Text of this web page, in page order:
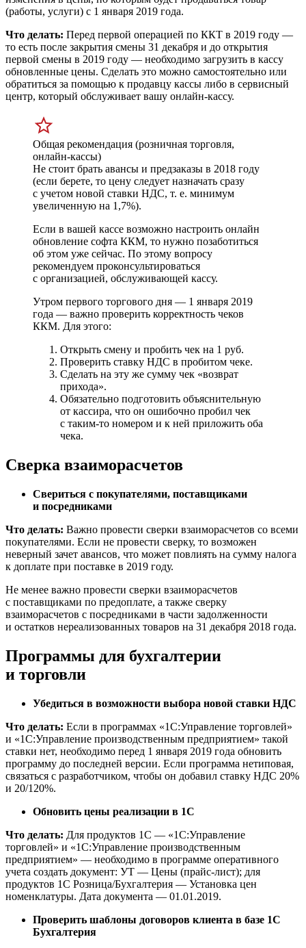
(работы, услуги) с 1 января 2019 года.
Что делать: Перед первой операцией по ККТ в 2019 году —
то есть после закрытия смены 31 декабря и до открытия
первой смены в 2019 году — необходимо загрузить в кассу
обновленные цены. Сделать это можно самостоятельно или
обратиться за помощью к продавцу кассы либо в сервисный
центр, который обслуживает вашу онлайн-кассу.
Общая рекомендация (розничная торговля,
онлайн-кассы)
Не стоит брать авансы и предзаказы в 2018 году
(если берете, то цену следует назначать сразу
с учетом новой ставки НДС, т. е. минимум
увеличенную на 1,7%).
Если в вашей кассе возможно настроить онлайн
обновление софта ККМ, то нужно позаботиться
об этом уже сейчас. По этому вопросу
рекомендуем проконсультироваться
с организацией, обслуживающей кассу.
Утром первого торгового дня — 1 января 2019
года — важно проверить корректность чеков
ККМ. Для этого:
Открыть смену и пробить чек на 1 руб.
Проверить ставку НДС в пробитом чеке.
Сделать на эту же сумму чек «возврат
прихода».
Обязательно подготовить объяснительную
от кассира, что он ошибочно пробил чек
с таким-то номером и к ней приложить оба
чека.
Сверка взаиморасчетов
Свериться с покупателями, поставщиками
и посредниками
Что делать: Важно провести сверки взаиморасчетов со всеми
покупателями. Если не провести сверку, то возможен
неверный зачет авансов, что может повлиять на сумму налога
к доплате при поставке в 2019 году.
Не менее важно провести сверки взаиморасчетов
с поставщиками по предоплате, а также сверку
взаиморасчетов с посредниками в части задолженности
и остатков нереализованных товаров на 31 декабря 2018 года.
Программы для бухгалтерии
и торговли
Убедиться в возможности выбора новой ставки НДС
Что делать: Если в программах «1C:Управление торговлей»
и «1C:Управление производственным предприятием» такой
ставки нет, необходимо перед 1 января 2019 года обновить
программу до последней версии. Если программа нетиповая,
связаться с разработчиком, чтобы он добавил ставку НДС 20%
и 20/120%.
Обновить цены реализации в 1С
Что делать: Для продуктов 1С — «1C:Управление
торговлей» и «1C:Управление производственным
предприятием» — необходимо в программе оперативного
учета создать документ: УТ — Цены (прайс-лист); для
продуктов 1С Розница/Бухгалтерия — Установка цен
номенклатуры. Дата документа — 01.01.2019.
Проверить шаблоны договоров клиента в базе 1С
Бухгалтерия